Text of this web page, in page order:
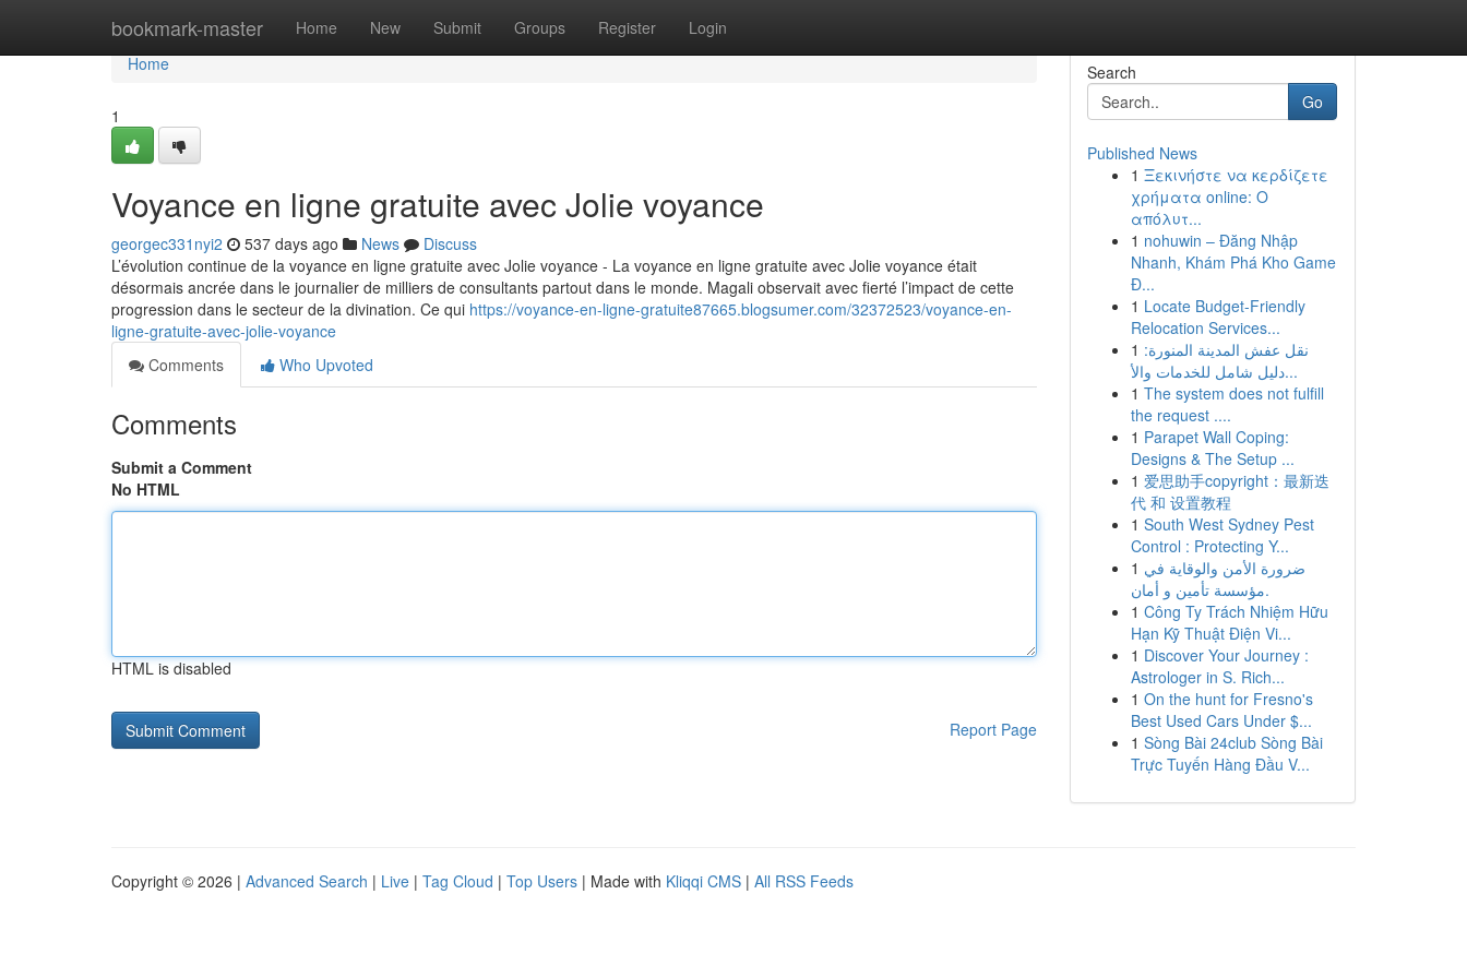
bookmark-master Home New Submit Groups Register Login
Home
Home
1
Voyance en ligne gratuite avec Jolie voyance
georgec331nyi2 537 days ago News
Discuss
L’évolution continue de la voyance en ligne gratuite avec Jolie voyance - La voyance en ligne gratuite avec Jolie voyance était
désormais ancrée dans le journalier de milliers de consultants partout dans le monde. Magali observait avec fierté l’impact de cette
progression dans le secteur de la divination. Ce qui https://voyance-en-ligne-gratuite87665.blogsumer.com/32372523/voyance-en-
ligne-gratuite-avec-jolie-voyance
Comments
Who Upvoted
Comments
Submit a Comment
No HTML
HTML is disabled
Report Page
Search
Go
Published News
1 Ξεκινήστε να κερδίζετε
χρήματα online: Ο
απόλυτ...
1 nohuwin – Đăng Nhập
Nhanh, Khám Phá Kho Game
Đ...
1 Locate Budget-Friendly
Relocation Services...
1 نقل عفش المدينة المنورة:
دليل شامل للخدمات والأ...
1 The system does not fulfill
the request ....
1 Parapet Wall Coping:
Designs & The Setup ...
1 爱思助手copyright：最新迭
代 和 设置教程
1 South West Sydney Pest
Control : Protecting Y...
1 ضرورة الأمن والوقاية في
مؤسسة تأمين و أمان.
1 Công Ty Trách Nhiệm Hữu
Hạn Kỹ Thuật Điện Vi...
1 Discover Your Journey :
Astrologer in S. Rich...
1 On the hunt for Fresno's
Best Used Cars Under $...
1 Sòng Bài 24club Sòng Bài
Trực Tuyến Hàng Đầu V...
Copyright © 2026 | Advanced Search | Live | Tag Cloud | Top Users | Made with Kliqqi CMS | All RSS Feeds